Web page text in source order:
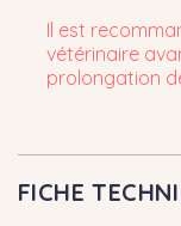
Il est
vétérinaire
prolongation
FICHE